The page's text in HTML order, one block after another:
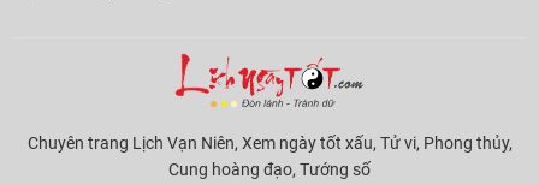
Chuyên trang Lịch Vạn Niên, Xem ngày tốt xấu, Tử vi, Phong thủy,
Cung hoàng đạo, Tướng số